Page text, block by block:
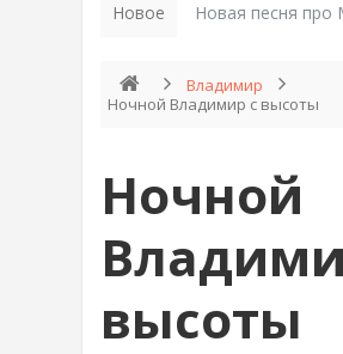
Новое Новая песня про
Владимир
Ночной Владимир с высоты
Ночной
высоты